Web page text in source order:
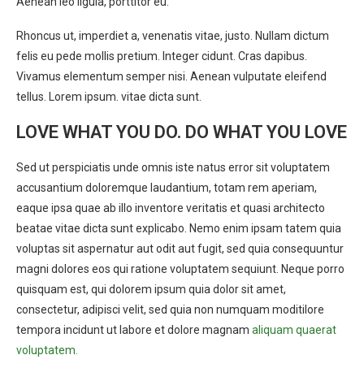
Rhoncus ut, imperdiet a, venenatis vitae, justo. Nullam dictum
felis eu pede mollis pretium. Integer cidunt. Cras dapibus.
Vivamus elementum semper nisi. Aenean vulputate eleifend
tellus. Lorem ipsum. vitae dicta sunt.
LOVE WHAT YOU DO. DO WHAT YOU LOVE
Sed ut perspiciatis unde omnis iste natus error sit voluptatem
accusantium doloremque laudantium, totam rem aperiam,
eaque ipsa quae ab illo inventore veritatis et quasi architecto
beatae vitae dicta sunt explicabo. Nemo enim ipsam tatem quia
voluptas sit aspernatur aut odit aut fugit, sed quia consequuntur
magni dolores eos qui ratione voluptatem sequiunt. Neque porro
quisquam est, qui dolorem ipsum quia dolor sit amet,
consectetur, adipisci velit, sed quia non numquam moditilore
tempora incidunt ut labore et dolore magnam aliquam quaerat
voluptatem.